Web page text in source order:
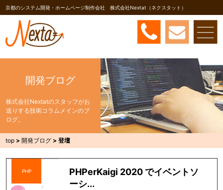
京都のシステム開発・ホームページ制作会社 株式会社Nextat（ネクスタット）
開発ブログ
株式会社Nextatのスタッフがお
送りする技術コラムメインのブ
ログ。
top >開発ブログ >登壇
PHP
PHPerKaigi 2020 でイベントソ
ーシ...